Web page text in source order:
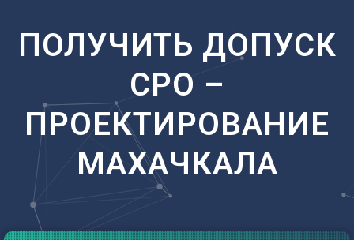
Барнаул
Белгород
Владивосток
Владикавказ
Владимир
Волгоград
Р
Ростов-на-Дону
С
Самара
Саранск
Саратов
Смоленск
ПОЛУЧИТЬ ДОПУСК
СРО –
ПРОЕКТИРОВАНИЕ
МАХАЧКАЛА